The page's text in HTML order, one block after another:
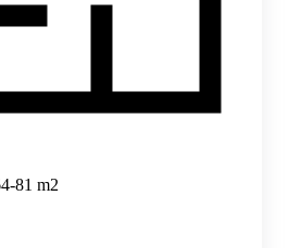
81 m2